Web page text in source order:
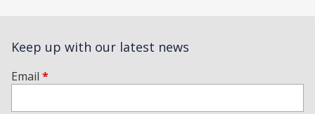
Keep up with our latest news
Email *